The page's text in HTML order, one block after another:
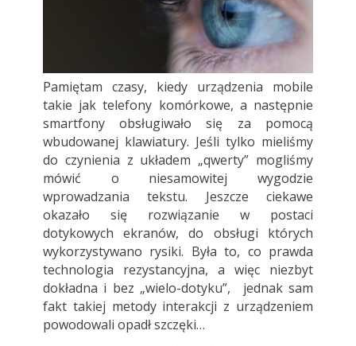
Pamiętam czasy, kiedy urządzenia mobile
takie jak telefony komórkowe, a następnie
smartfony obsługiwało się za pomocą
wbudowanej klawiatury. Jeśli tylko mieliśmy
do czynienia z układem „qwerty” mogliśmy
mówić o niesamowitej wygodzie
wprowadzania tekstu. Jeszcze ciekawe
okazało się rozwiązanie w postaci
dotykowych ekranów, do obsługi których
wykorzystywano rysiki. Była to, co prawda
technologia rezystancyjna, a więc niezbyt
dokładna i bez „wielo-dotyku”, jednak sam
fakt takiej metody interakcji z urządzeniem
powodowali opadł szczęki…